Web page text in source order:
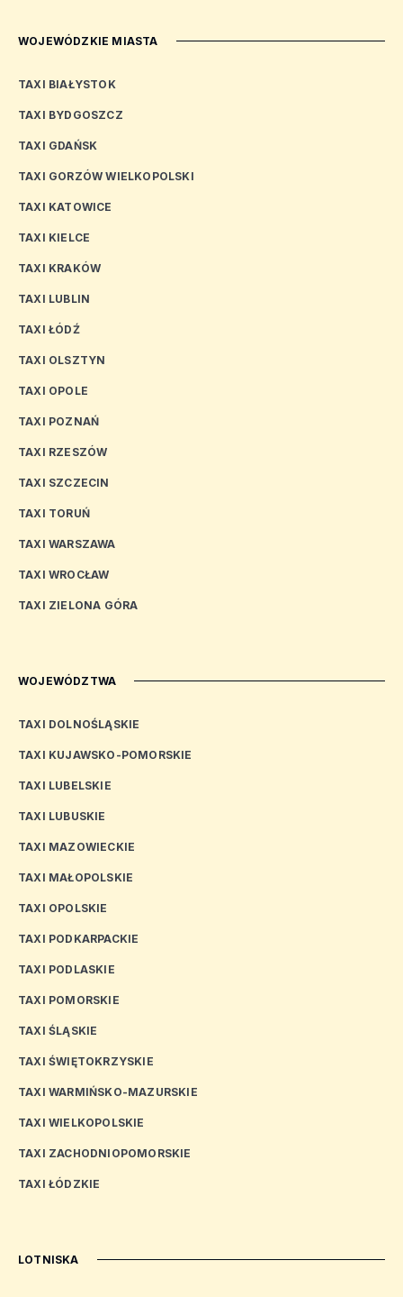
WOJEWÓDZKIE MIASTA
TAXI BIAŁYSTOK
TAXI BYDGOSZCZ
TAXI GDAŃSK
TAXI GORZÓW WIELKOPOLSKI
TAXI KATOWICE
TAXI KIELCE
TAXI KRAKÓW
TAXI LUBLIN
TAXI ŁÓDŹ
TAXI OLSZTYN
TAXI OPOLE
TAXI POZNAŃ
TAXI RZESZÓW
TAXI SZCZECIN
TAXI TORUŃ
TAXI WARSZAWA
TAXI WROCŁAW
TAXI ZIELONA GÓRA
WOJEWÓDZTWA
TAXI DOLNOŚLĄSKIE
TAXI KUJAWSKO-POMORSKIE
TAXI LUBELSKIE
TAXI LUBUSKIE
TAXI MAZOWIECKIE
TAXI MAŁOPOLSKIE
TAXI OPOLSKIE
TAXI PODKARPACKIE
TAXI PODLASKIE
TAXI POMORSKIE
TAXI ŚLĄSKIE
TAXI ŚWIĘTOKRZYSKIE
TAXI WARMIŃSKO-MAZURSKIE
TAXI WIELKOPOLSKIE
TAXI ZACHODNIOPOMORSKIE
TAXI ŁÓDZKIE
LOTNISKA